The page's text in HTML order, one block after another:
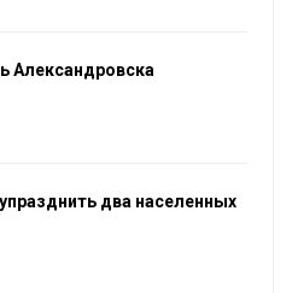
Александровска
два населенных